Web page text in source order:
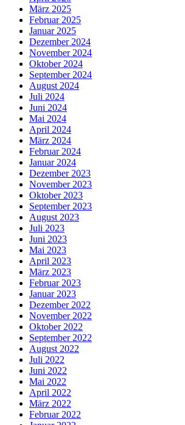
März 2025
Februar 2025
Januar 2025
Dezember 2024
November 2024
Oktober 2024
September 2024
August 2024
Juli 2024
Juni 2024
Mai 2024
April 2024
März 2024
Februar 2024
Januar 2024
Dezember 2023
November 2023
Oktober 2023
September 2023
August 2023
Juli 2023
Juni 2023
Mai 2023
April 2023
März 2023
Februar 2023
Januar 2023
Dezember 2022
November 2022
Oktober 2022
September 2022
August 2022
Juli 2022
Juni 2022
Mai 2022
April 2022
März 2022
Februar 2022